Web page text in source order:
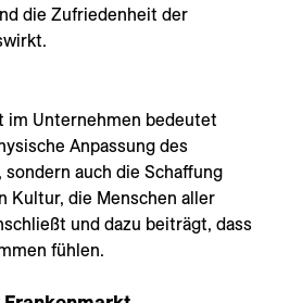
die Zufriedenheit der
im Unternehmen bedeutet
Anpassung des
auch die Schaffung
Kultur, die Menschen aller
und dazu beiträgt, dass
fühlen.